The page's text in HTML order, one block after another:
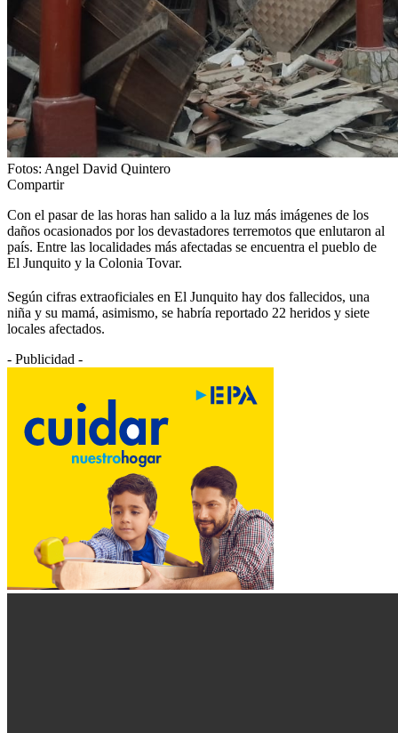
Fotos: Angel David Quintero
Compartir
Con el pasar de las horas han salido a la luz más imágenes de los
daños ocasionados por los devastadores terremotos que enlutaron al
país. Entre las localidades más afectadas se encuentra el pueblo de
El Junquito y la Colonia Tovar.
Según cifras extraoficiales en El Junquito hay dos fallecidos, una
niña y su mamá, asimismo, se habría reportado 22 heridos y siete
locales afectados.
- Publicidad -